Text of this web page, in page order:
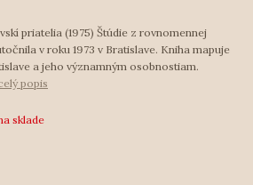
priatelia (1975) Štúdie z rovnomennej
v roku 1973 v Bratislave. Kniha mapuje
a jeho významným osobnostiam.
popis
sklade